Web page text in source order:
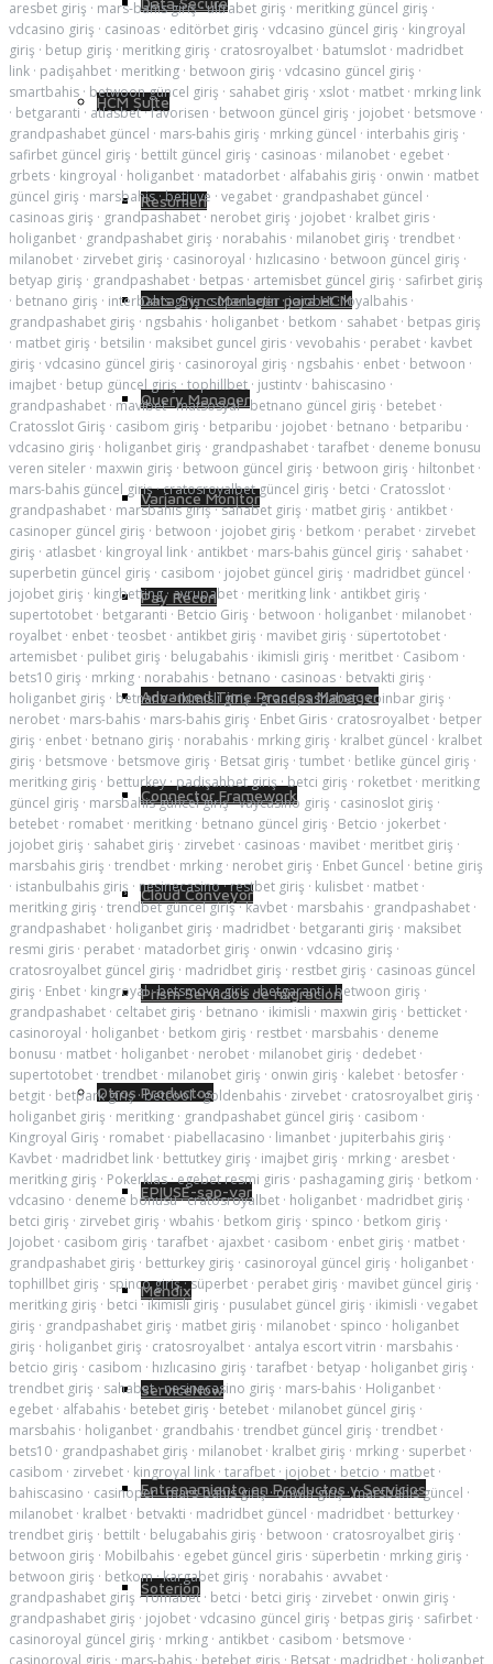
HCM Suite
Resumen
Data Sync Manager para HCM
Query Manager
Variance Monitor
Pay Recon
Advanced Time Process Manager
Connector Framework
Cloud Conveyor
Prism Servicios de migración
Otros Productos
EPIUSE-sap-var
Mendix
ServiceNow
Entrenamiento en Productos y Servicios
Soterion
aresbet giriş · mars-bahis giriş·ultrabet giriş · meritking güncel giriş ·
vdcasino giriş · casinoas · editörbet giriş · vdcasino güncel giriş · kingroyal
giriş · betup giriş · meritking giriş · cratosroyalbet · batumslot · madridbet
link · padişahbet · meritking · betwoon giriş · vdcasino güncel giriş ·
smartbahis · betwoon güncel giriş · sahabet giriş · xslot · matbet · mrking link
· betgaranti · atlasbet·favorisen · betwoon güncel giriş · jojobet · betsmove ·
grandpashabet güncel · mars-bahis giriş · mrking güncel · interbahis giriş ·
safirbet güncel giriş · bettilt güncel giriş · casinoas · milanobet · egebet ·
grbets · kingroyal · holiganbet · matadorbet · alfabahis giriş · onwin · matbet
güncel giriş · marsbahis·betjuve · vegabet · grandpashabet güncel ·
casinoas giriş · grandpashabet · nerobet giriş · jojobet · kralbet giris ·
holiganbet · grandpashabet giriş · norabahis · milanobet giriş · trendbet ·
milanobet · zirvebet giriş · casinoroyal · hızlıcasino · betwoon güncel giriş ·
betyap giriş · grandpashabet · betpas · artemisbet güncel giriş · safirbet giriş
· betnano giriş · interbahis giriş·superbetin·jojobet·loyalbahis ·
grandpashabet giriş · ngsbahis · holiganbet · betkom · sahabet · betpas giriş
· matbet giriş · betsilin · maksibet guncel giris · vevobahis · perabet · kavbet
giriş · vdcasino güncel giriş · casinoroyal giriş · ngsbahis · enbet · betwoon ·
imajbet · betup güncel giriş · tophillbet · justintv · bahiscasino ·
grandpashabet · mavibet·matsosyal·betnano güncel giriş · betebet ·
Cratosslot Giriş · casibom giriş · betparibu · jojobet · betnano · betparibu ·
vdcasino giriş · holiganbet giriş · grandpashabet · tarafbet · deneme bonusu
veren siteler · maxwin giriş · betwoon güncel giriş · betwoon giriş · hiltonbet ·
mars-bahis güncel giriş·cratosroyalbet güncel giriş · betci · Cratosslot ·
grandpashabet · marsbahis giriş·sahabet giriş · matbet giriş · antikbet ·
casinoper güncel giriş · betwoon · jojobet giriş · betkom · perabet · zirvebet
giriş · atlasbet · kingroyal link · antikbet · mars-bahis güncel giriş · sahabet ·
superbetin güncel giriş · casibom · jojobet güncel giriş · madridbet güncel ·
jojobet giriş · kingbetting·avrupabet · meritking link · antikbet giriş ·
supertotobet · betgaranti · Betcio Giriş · betwoon · holiganbet · milanobet ·
royalbet · enbet · teosbet · antikbet giriş · mavibet giriş · süpertotobet ·
artemisbet · pulibet giriş · belugabahis · ikimisli giriş · meritbet · Casibom ·
bets10 giriş · mrking · norabahis · betnano · casinoas · betvakti giriş ·
holiganbet giriş · betnano·ikimisli giriş·grandpashabet·coinbar giriş ·
nerobet · mars-bahis · mars-bahis giriş · Enbet Giris · cratosroyalbet · betper
giriş · enbet · betnano giriş · norabahis · mrking giriş · kralbet güncel · kralbet
giriş · betsmove · betsmove giriş · Betsat giriş · tumbet · betlike güncel giriş ·
meritking giriş · betturkey·padişahbet giriş·betci giriş · roketbet · meritking
güncel giriş · marsbahis güncel giriş·vaycasino giriş · casinoslot giriş ·
betebet · romabet · meritking · betnano güncel giriş · Betcio · jokerbet ·
jojobet giriş · sahabet giriş · zirvebet · casinoas · mavibet · meritbet giriş ·
marsbahis giriş · trendbet · mrking · nerobet giriş · Enbet Guncel · betine giriş
· istanbulbahis giriş · nesinecasino·restbet giriş · kulisbet · matbet ·
meritking giriş · trendbet güncel giriş·kavbet · marsbahis · grandpashabet ·
grandpashabet · holiganbet giriş · madridbet · betgaranti giriş · maksibet
resmi giris · perabet · matadorbet giriş · onwin · vdcasino giriş ·
cratosroyalbet güncel giriş · madridbet giriş · restbet giriş · casinoas güncel
giriş · Enbet · kingroyal·betsmove giriş·betgaranti·betwoon giriş ·
grandpashabet · celtabet giriş · betnano · ikimisli · maxwin giriş · betticket ·
casinoroyal · holiganbet · betkom giriş · restbet · marsbahis · deneme
bonusu · matbet · holiganbet · nerobet · milanobet giriş · dedebet ·
supertotobet · trendbet · milanobet giriş · onwin giriş · kalebet · betosfer ·
betgit · betpark giriş·betcool·goldenbahis · zirvebet · cratosroyalbet giriş ·
holiganbet giriş · meritking · grandpashabet güncel giriş · casibom ·
Kingroyal Giriş · romabet · piabellacasino · limanbet · jupiterbahis giriş ·
Kavbet · madridbet link · bettutkey giriş · imajbet giriş · mrking · aresbet ·
meritking giriş · Pokerklas·egebet resmi giris · pashagaming giriş · betkom ·
vdcasino · deneme bonusu·cratosroyalbet · holiganbet · madridbet giriş ·
betci giriş · zirvebet giriş · wbahis · betkom giriş · spinco · betkom giriş ·
Jojobet · casibom giriş · tarafbet · ajaxbet · casibom · enbet giriş · matbet ·
grandpashabet giriş · betturkey giriş · casinoroyal güncel giriş · holiganbet ·
tophillbet giriş · spinco giriş·süperbet · perabet giriş · mavibet güncel giriş ·
meritking giriş · betci ·ikimisli giriş · pusulabet güncel giriş · ikimisli · vegabet
giriş · grandpashabet giriş · matbet giriş · milanobet · spinco · holiganbet
giriş · holiganbet giriş · cratosroyalbet · antalya escort vitrin · marsbahis ·
betcio giriş · casibom · hızlıcasino giriş · tarafbet · betyap · holiganbet giriş ·
trendbet giriş · sahabet·nesinecasino giriş · mars-bahis · Holiganbet ·
egebet · alfabahis · betebet giriş · betebet · milanobet güncel giriş ·
marsbahis · holiganbet · grandbahis · trendbet güncel giriş · trendbet ·
bets10 · grandpashabet giriş · milanobet · kralbet giriş · mrking · superbet ·
casibom · zirvebet · kingroyal link · tarafbet · jojobet · betcio · matbet ·
bahiscasino · casinoper·mars-bahis giriş·onwin giriş·marsbahis güncel ·
milanobet · kralbet · betvakti · madridbet güncel · madridbet · betturkey ·
trendbet giriş · bettilt · belugabahis giriş · betwoon · cratosroyalbet giriş ·
betwoon giriş · Mobilbahis · egebet güncel giris · süperbetin · mrking giriş ·
betwoon giriş · betkom·kargabet giriş · norabahis · avvabet ·
grandpashabet giriş ·romabet · betci · betci giriş · zirvebet · onwin giriş ·
grandpashabet giriş · jojobet · vdcasino güncel giriş · betpas giriş · safirbet ·
casinoroyal güncel giriş · mrking · antikbet · casibom · betsmove ·
casinoroyal giriş · mars-bahis · betebet giriş · Betsat · madridbet · holiganbet